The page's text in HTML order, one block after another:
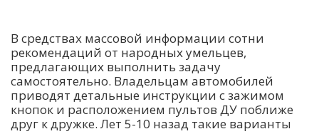
В средствах массовой информации сотни
рекомендаций от народных умельцев,
предлагающих выполнить задачу
самостоятельно. Владельцам автомобилей
приводят детальные инструкции с зажимом
кнопок и расположением пультов ДУ поближе
друг к дружке. Лет 5-10 назад такие варианты